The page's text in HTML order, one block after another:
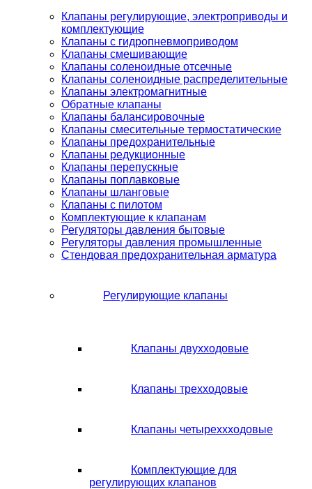
Клапаны регулирующие, электроприводы и
комплектующие
Клапаны с гидропневмоприводом
Клапаны смешивающие
Клапаны соленоидные отсечные
Клапаны соленоидные распределительные
Клапаны электромагнитные
Обратные клапаны
Клапаны балансировочные
Клапаны смесительные термостатические
Клапаны предохранительные
Клапаны редукционные
Клапаны перепускные
Клапаны поплавковые
Клапаны шланговые
Клапаны с пилотом
Комплектующие к клапанам
Регуляторы давления бытовые
Регуляторы давления промышленные
Стендовая предохранительная арматура
Регулирующие клапаны
Клапаны двухходовые
Клапаны трехходовые
Клапаны четыреххходовые
Комплектующие для
регулирующих клапанов